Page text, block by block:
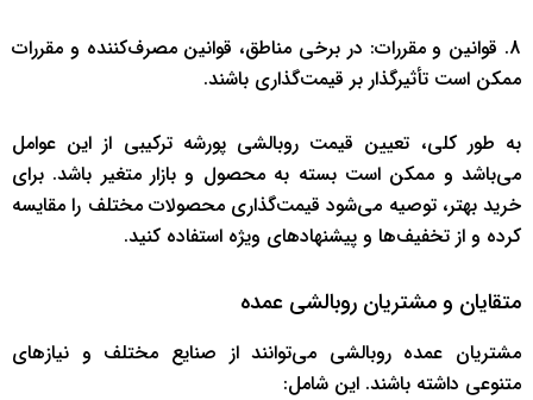
8. قوانین و مقررات: در برخی مناطق، قوانین مصرف‌کننده و مقررات
ممکن است تأثیرگذار بر قیمت‌گذاری باشند.
به طور کلی، تعیین قیمت روبالشی پورشه ترکیبی از این عوامل
می‌باشد و ممکن است بسته به محصول و بازار متغیر باشد. برای
خرید بهتر، توصیه می‌شود قیمت‌گذاری محصولات مختلف را مقایسه
کرده و از تخفیف‌ها و پیشنهادهای ویژه استفاده کنید.
متقایان و مشتریان روبالشی عمده
مشتریان عمده روبالشی می‌توانند از صنایع مختلف و نیازهای
متنوعی داشته باشند. این شامل: